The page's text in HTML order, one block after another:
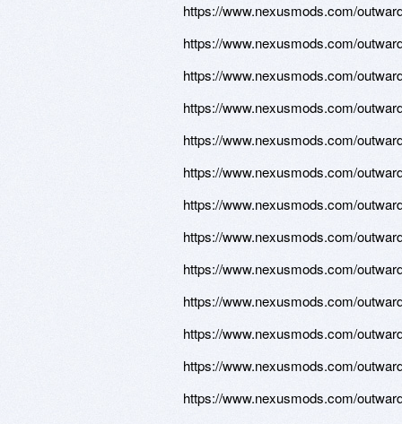
https://www.nexusmods.com/
https://www.nexusmods.com/
https://www.nexusmods.com/
https://www.nexusmods.com/
https://www.nexusmods.com/
https://www.nexusmods.com/
https://www.nexusmods.com/
https://www.nexusmods.com/
https://www.nexusmods.com/
https://www.nexusmods.com/
https://www.nexusmods.com/
https://www.nexusmods.com/
https://www.nexusmods.com/